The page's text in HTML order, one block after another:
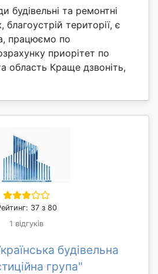
будівельні та ремонтні
території, є
працюємо по
приорітет по
область Краще дзвоніть,
37 з 80
1 відгуків
будівельна
група"